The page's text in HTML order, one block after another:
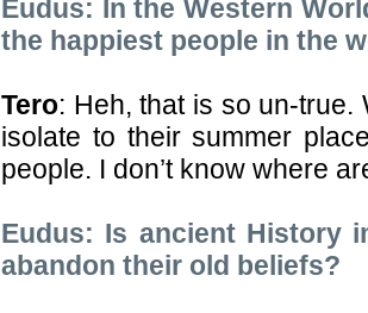
Eudus: In the Western
the happiest people in the
Tero: Heh, that is so un-
isolate to their summer
people. I don’t know where
Eudus: Is ancient History
abandon their old beliefs?